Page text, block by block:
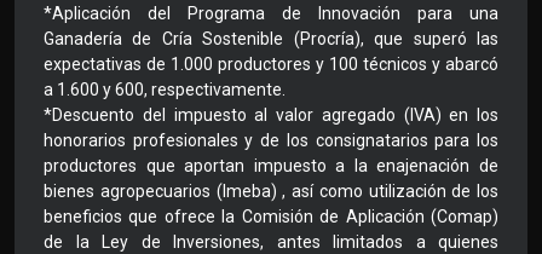
*Aplicación del Programa de Innovación para una
Ganadería de Cría Sostenible (Procría), que superó las
expectativas de 1.000 productores y 100 técnicos y abarcó
a 1.600 y 600, respectivamente.
*Descuento del impuesto al valor agregado (IVA) en los
honorarios profesionales y de los consignatarios para los
productores que aportan impuesto a la enajenación de
bienes agropecuarios (Imeba) , así como utilización de los
beneficios que ofrece la Comisión de Aplicación (Comap)
de la Ley de Inversiones, antes limitados a quienes